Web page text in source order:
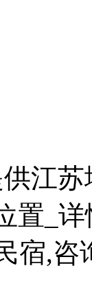
江
置_
宿,咨